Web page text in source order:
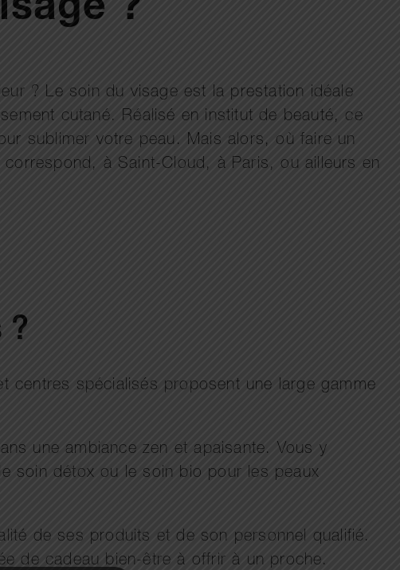
?
? Le soin du visage est la prestation idéale
cutané. Réalisé en institut de beauté, ce
sublimer votre peau. Mais alors, où faire un
à Saint-Cloud, à Paris, ou ailleurs en
?
centres spécialisés proposent une large gamme
une ambiance zen et apaisante. Vous y
soin détox ou le soin bio pour les peaux
de ses produits et de son personnel qualifié.
de cadeau bien-être à offrir à un proche.